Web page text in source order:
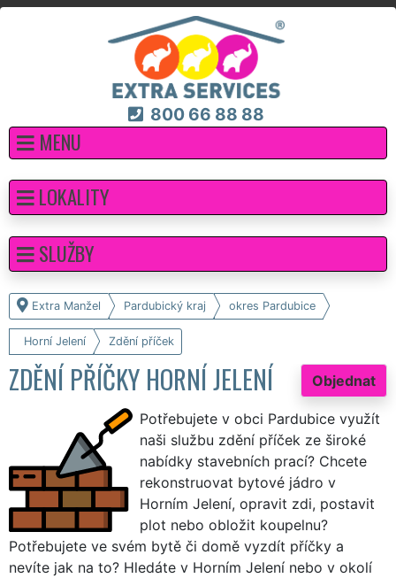
800 66 88 88
MENU
Extra Manžel Pardubický kraj okres Pardubice
Horní Jelení Zdění příček
Objednat
ZDĚNÍ PŘÍČKY HORNÍ JELENÍ
Potřebujete v obci Pardubice využít
naši službu zdění příček ze široké
nabídky stavebních prací? Chcete
rekonstruovat bytové jádro v
Horním Jelení, opravit zdi, postavit
plot nebo obložit koupelnu?
Potřebujete ve svém bytě či domě vyzdít příčky a
nevíte jak na to? Hledáte v Horním Jelení nebo v okolí
LOKALITY
SLUŽBY